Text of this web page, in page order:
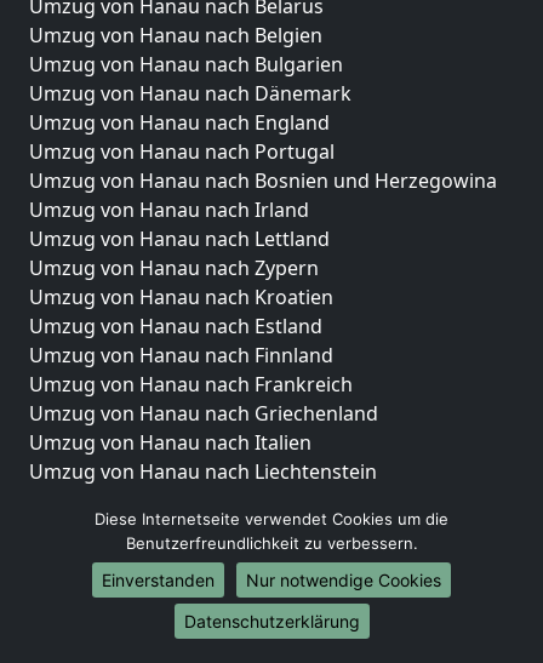
Umzug von Hanau nach Belarus
Umzug von Hanau nach Belgien
Umzug von Hanau nach Bulgarien
Umzug von Hanau nach Dänemark
Umzug von Hanau nach England
Umzug von Hanau nach Portugal
Umzug von Hanau nach Bosnien und Herzegowina
Umzug von Hanau nach Irland
Umzug von Hanau nach Lettland
Umzug von Hanau nach Zypern
Umzug von Hanau nach Kroatien
Umzug von Hanau nach Estland
Umzug von Hanau nach Finnland
Umzug von Hanau nach Frankreich
Umzug von Hanau nach Griechenland
Umzug von Hanau nach Italien
Umzug von Hanau nach Liechtenstein
Umzug von Hanau nach Niederlande
Umzug von Hanau nach Norwegen
Umzüge-Deutschlandweit
Umzug von Hanau nach Berlin
Diese Internetseite verwendet Cookies um die
Benutzerfreundlichkeit zu verbessern.
Einverstanden
Nur notwendige Cookies
Datenschutzerklärung